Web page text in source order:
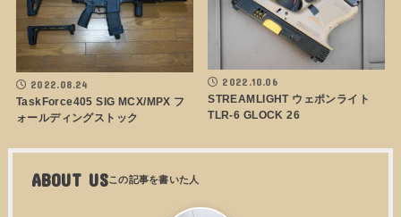
2022.08.24
TaskForce405 SIG MCX/MPX フ
ォールディングストック
2022.10.06
STREAMLIGHT ウェポンライト
TLR-6 GLOCK 26
ABOUT US